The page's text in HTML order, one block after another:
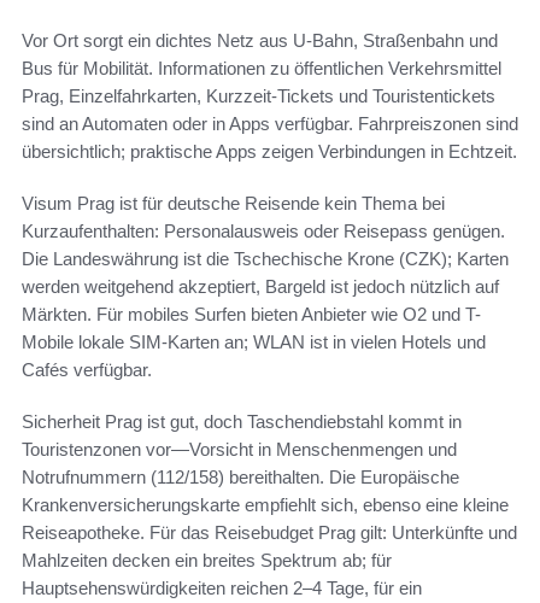
Vor Ort sorgt ein dichtes Netz aus U-Bahn, Straßenbahn und
Bus für Mobilität. Informationen zu öffentlichen Verkehrsmittel
Prag, Einzelfahrkarten, Kurzzeit-Tickets und Touristentickets
sind an Automaten oder in Apps verfügbar. Fahrpreiszonen sind
übersichtlich; praktische Apps zeigen Verbindungen in Echtzeit.
Visum Prag ist für deutsche Reisende kein Thema bei
Kurzaufenthalten: Personalausweis oder Reisepass genügen.
Die Landeswährung ist die Tschechische Krone (CZK); Karten
werden weitgehend akzeptiert, Bargeld ist jedoch nützlich auf
Märkten. Für mobiles Surfen bieten Anbieter wie O2 und T-
Mobile lokale SIM-Karten an; WLAN ist in vielen Hotels und
Cafés verfügbar.
Sicherheit Prag ist gut, doch Taschendiebstahl kommt in
Touristenzonen vor—Vorsicht in Menschenmengen und
Notrufnummern (112/158) bereithalten. Die Europäische
Krankenversicherungskarte empfiehlt sich, ebenso eine kleine
Reiseapotheke. Für das Reisebudget Prag gilt: Unterkünfte und
Mahlzeiten decken ein breites Spektrum ab; für
Hauptsehenswürdigkeiten reichen 2–4 Tage, für ein